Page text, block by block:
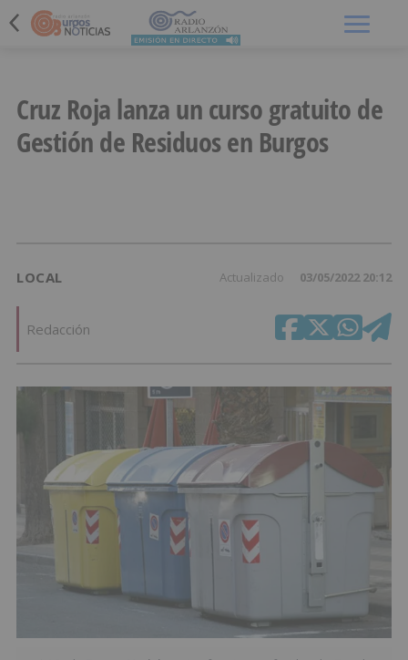
Cruz Roja lanza un curso gratuito de
Gestión de Residuos en Burgos
LOCAL Actualizado 03/05/2022 20:12
Redacción